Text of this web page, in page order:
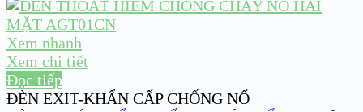
Xem nhanh
Xem chi tiết
Đọc tiếp
ĐÈN EXIT-KHẨN CẤP CHỐNG NỔ